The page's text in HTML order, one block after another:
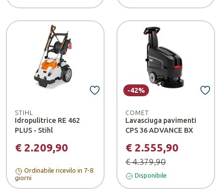
STIHL
Idropulitrice RE 462
PLUS - Stihl
€ 2.209,90
Ordinabile ricevilo in 7-8
giorni
COMET
Lavasciuga pavimenti
CPS 36 ADVANCE BX
€ 2.555,90
€ 4.379,90
-42%
Disponibile